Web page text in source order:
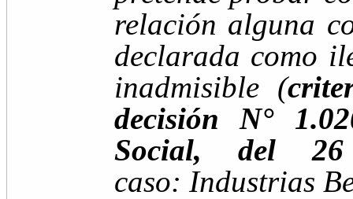
relación alguna
declarada como
inadmisible (
decisión N°
Social, del
caso: Industrias